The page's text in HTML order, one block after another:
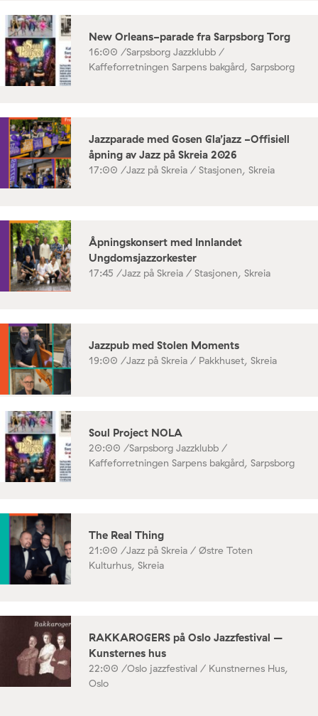
New Orleans-parade fra Sarpsborg Torg
16:00 /Sarpsborg Jazzklubb /
Kaffeforretningen Sarpens bakgård, Sarpsborg
Jazzparade med Gosen Gla’jazz -Offisiell
åpning av Jazz på Skreia 2026
17:00 /Jazz på Skreia / Stasjonen, Skreia
Åpningskonsert med Innlandet
Ungdomsjazzorkester
17:45 /Jazz på Skreia / Stasjonen, Skreia
Jazzpub med Stolen Moments
19:00 /Jazz på Skreia / Pakkhuset, Skreia
Soul Project NOLA
20:00 /Sarpsborg Jazzklubb /
Kaffeforretningen Sarpens bakgård, Sarpsborg
The Real Thing
21:00 /Jazz på Skreia / Østre Toten
Kulturhus, Skreia
RAKKAROGERS på Oslo Jazzfestival –
Kunsternes hus
22:00 /Oslo jazzfestival / Kunstnernes Hus,
Oslo